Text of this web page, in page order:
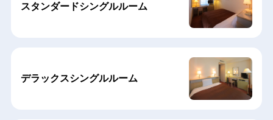
スタンダードシングルルーム
デラックスシングルルーム